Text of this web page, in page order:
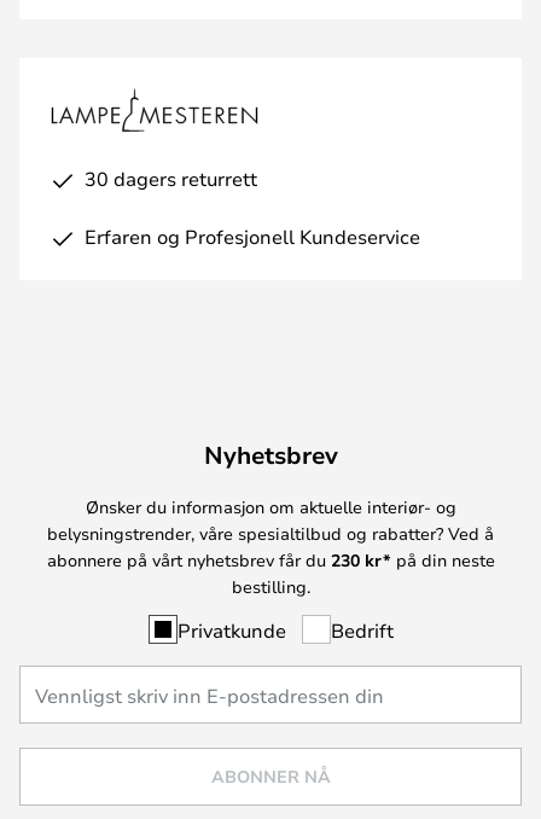
30 dagers returrett
Erfaren og Profesjonell Kundeservice
Nyhetsbrev
Ønsker du informasjon om aktuelle interiør- og
belysningstrender, våre spesialtilbud og rabatter? Ved å
abonnere på vårt nyhetsbrev får du 230 kr* på din neste
bestilling.
Privatkunde Bedrift
ABONNER NÅ